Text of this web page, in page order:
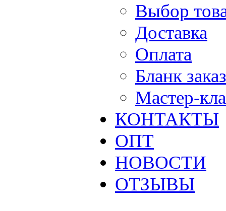
Выбор
Доставка
Оплата
Бланк
Мастер-
КОНТАКТЫ
ОПТ
НОВОСТИ
ОТЗЫВЫ